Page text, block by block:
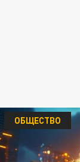
ОБЩЕСТВО